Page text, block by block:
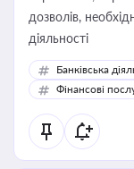
дозволів,
діяльності
Банківська
Фінансові